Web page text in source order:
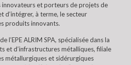
innovateurs et porteurs de projets de
d’intégrer, à terme, le secteur
produits innovants.
l’EPE ALRIM SPA, spécialisée dans la
et d’infrastructures métalliques, filiale
métallurgiques et sidérurgiques